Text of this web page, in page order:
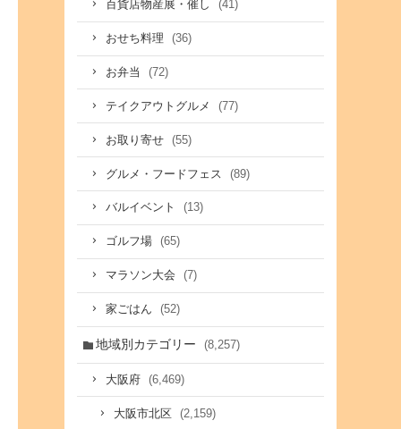
百貨店物産展・催し (41)
おせち料理 (36)
お弁当 (72)
テイクアウトグルメ (77)
お取り寄せ (55)
グルメ・フードフェス (89)
バルイベント (13)
ゴルフ場 (65)
マラソン大会 (7)
家ごはん (52)
地域別カテゴリー (8,257)
大阪府 (6,469)
大阪市北区 (2,159)